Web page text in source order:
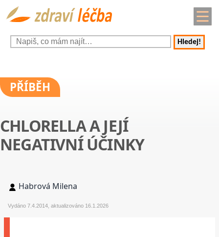
Hledej!
PŘÍBĚH
CHLORELLA A JEJÍ
NEGATIVNÍ ÚČINKY
Habrová Milena
Vydáno 7.4.2014, aktualizováno 16.1.2026